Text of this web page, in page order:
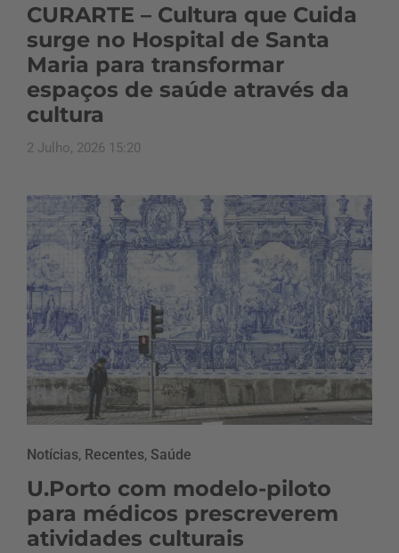
CURARTE – Cultura que Cuida
surge no Hospital de Santa
Maria para transformar
espaços de saúde através da
cultura
2 Julho, 2026 15:20
Notícias, Recentes, Saúde
U.Porto com modelo-piloto
para médicos prescreverem
atividades culturais